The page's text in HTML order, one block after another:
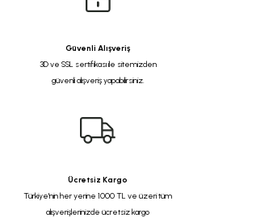
Güvenli Alışveriş
3D ve SSL sertifikası ile sitemizden
güvenli alışveriş yapabilirsiniz.
Ücretsiz Kargo
Türkiye'nin her yerine 1000 TL ve üzeri tüm
alışverişlerinizde ücretsiz kargo